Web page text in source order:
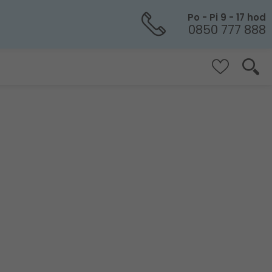
Po - Pi 9 - 17 hod
0850 777 888